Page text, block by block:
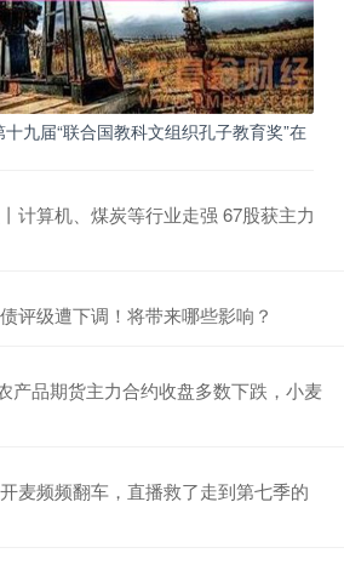
九届“联合国教科文组织孔子教育奖”在
计算机、煤炭等行业走强 67股获主力
评级遭下调！将带来哪些影响？
产品期货主力合约收盘多数下跌，小麦
麦频频翻车，直播救了走到第七季的